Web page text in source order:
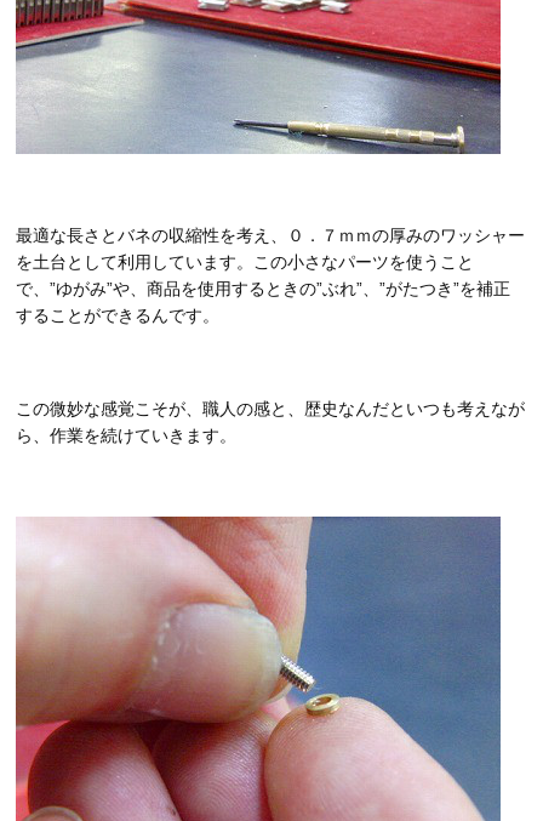
最適な長さとバネの収縮性を考え、０．７ｍｍの厚みのワッシャー
を土台として利用しています。この小さなパーツを使うこと
で、”ゆがみ”や、商品を使用するときの”ぶれ”、”がたつき”を補正
することができるんです。
この微妙な感覚こそが、職人の感と、歴史なんだといつも考えなが
ら、作業を続けていきます。